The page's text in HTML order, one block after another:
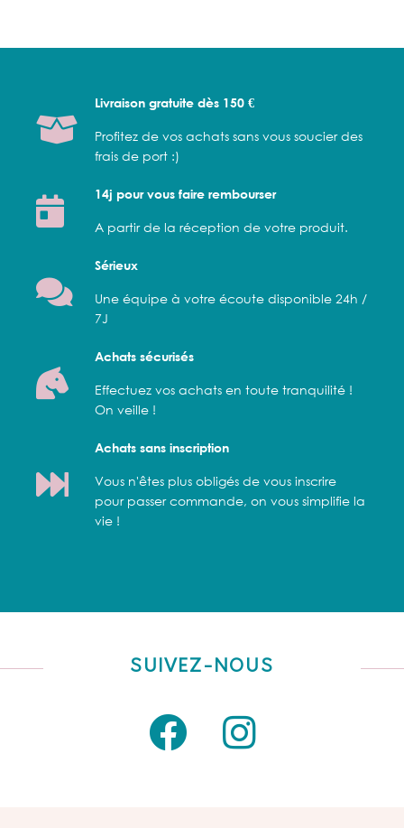
Livraison gratuite dès 150 €
Profitez de vos achats sans vous soucier des
frais de port :)
14j pour vous faire rembourser
A partir de la réception de votre produit.
Sérieux
Une équipe à votre écoute disponible 24h /
7J
Achats sécurisés
Effectuez vos achats en toute tranquilité !
On veille !
Achats sans inscription
Vous n'êtes plus obligés de vous inscrire
pour passer commande, on vous simplifie la
vie !
SUIVEZ-NOUS